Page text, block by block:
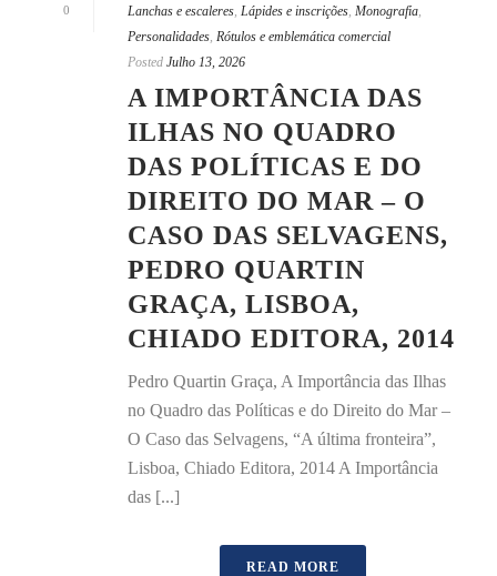
0 Lanchas e escaleres, Lápides e inscrições, Monografia,
Personalidades, Rótulos e emblemática comercial
Posted Julho 13, 2026
A IMPORTÂNCIA DAS
ILHAS NO QUADRO
DAS POLÍTICAS E DO
DIREITO DO MAR – O
CASO DAS SELVAGENS,
PEDRO QUARTIN
GRAÇA, LISBOA,
CHIADO EDITORA, 2014
Pedro Quartin Graça, A Importância das Ilhas
no Quadro das Políticas e do Direito do Mar –
O Caso das Selvagens, “A última fronteira”,
Lisboa, Chiado Editora, 2014 A Importância
das [...]
READ MORE